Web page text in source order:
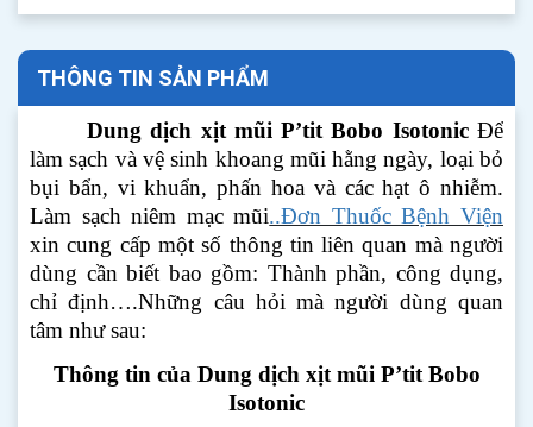
THÔNG TIN SẢN PHẨM
Dung dịch xịt mũi P’tit Bobo IsotonicĐể
làm sạch và vệ sinh khoang mũi hằng ngày, loại bỏ
bụi bẩn, vi khuẩn, phấn hoa và các hạt ô nhiễm.
Làm sạch niêm mạc mũi..Đơn Thuốc Bệnh Viện
xin cung cấp một số thông tin liên quan mà người
dùng cần biết bao gồm: Thành phần, công dụng,
chỉ định….Những câu hỏi mà người dùng quan
tâm như sau:
Thông tin của Dung dịch xịt mũi P’tit Bobo
Isotonic